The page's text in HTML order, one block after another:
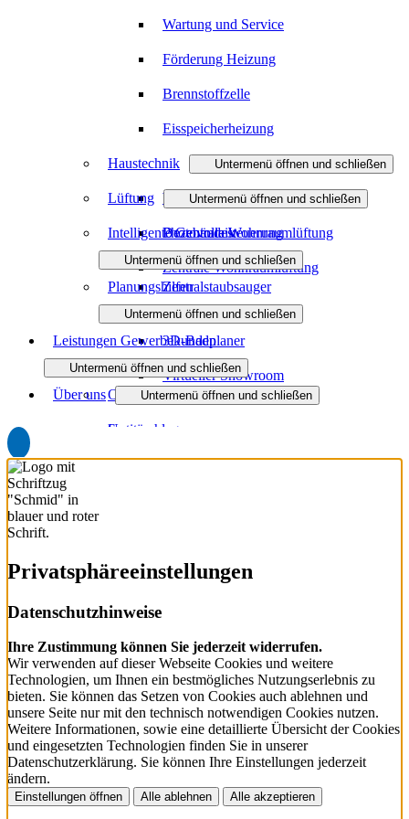
Wartung und Service
Förderung Heizung
Brennstoffzelle
Eisspeicherheizung
Haustechnik Untermenü öffnen und schließen
Wasser / Trinkwasser
Photovoltaik
Lüftung Untermenü öffnen und schließen
Dezentrale Wohnraumlüftung
Zentrale Wohnraumlüftung
Intelligente Gebäudesteuerung
Untermenü öffnen und schließen
Zentralstaubsauger
Planungshilfen
Untermenü öffnen und schließen
3D-Badplaner
Virtueller Showroom
Leistungen Gewerbekunden
Untermenü öffnen und schließen
Objekt- und Anlagenbau
Sanitäranlagen
Heizsysteme
Über uns Untermenü öffnen und schließen
Unternehmen
Jobs
Privatsphäre­einstellungen
Datenschutzhinweise
Ihre Zustimmung können Sie jederzeit widerrufen.
Wir verwenden auf dieser Webseite Cookies und weitere
Technologien, um Ihnen ein bestmögliches Nutzungserlebnis zu
bieten. Sie können das Setzen von Cookies auch ablehnen und
unsere Seite nur mit den technisch notwendigen Cookies nutzen.
Weitere Informationen, sowie eine detaillierte Übersicht der Cookies
und eingesetzten Technologien finden Sie in unserer
Datenschutzerklärung. Sie können Ihre Einstellungen jederzeit
ändern.
Einstellungen öffnen Alle ablehnen Alle akzeptieren